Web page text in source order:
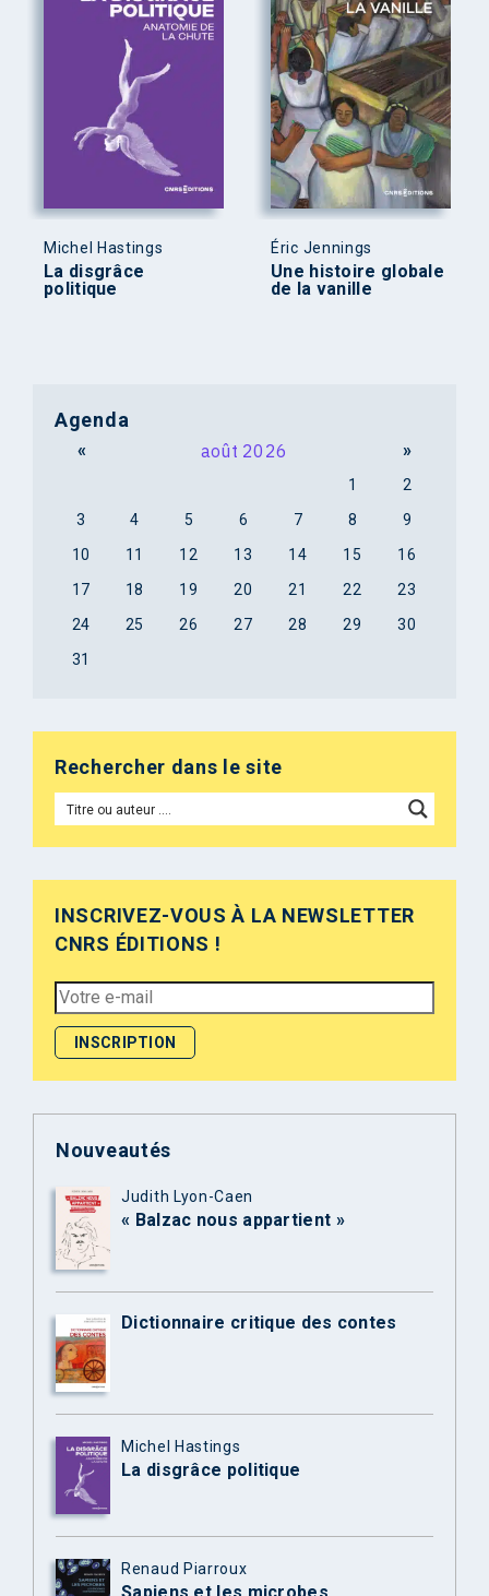
Michel Hastings
La disgrâce
politique
Éric Jennings
Une histoire globale
de la vanille
Agenda
« août 2026 »
1
2
3
4 5 6 7 8
9
10
11 12 13 14 15
16
17
18 19 20 21 22
23
24
25 26 27 28 29
30
31
Rechercher dans le site
INSCRIVEZ-VOUS À LA NEWSLETTER
CNRS ÉDITIONS !
Nouveautés
Judith Lyon-Caen
« Balzac nous appartient »
Dictionnaire critique des contes
Michel Hastings
La disgrâce politique
Renaud Piarroux